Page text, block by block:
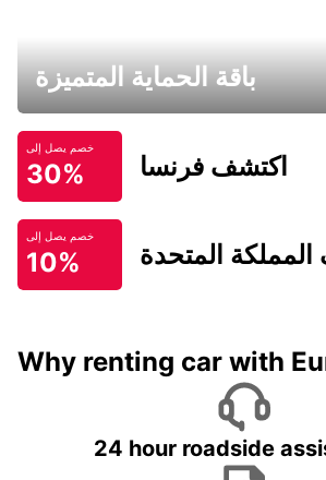
باقة الحماية المتميزة
خصم يصل إلى
30% اكتشف فرنسا
خصم يصل إلى
10% المتحدة
Why renting car with
24 hour roadside